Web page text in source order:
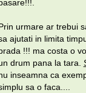
urmare ar trebui
ajutati in limita
!!! ma costa o
drum pana la tara.
inseamna ca
sa o faca....